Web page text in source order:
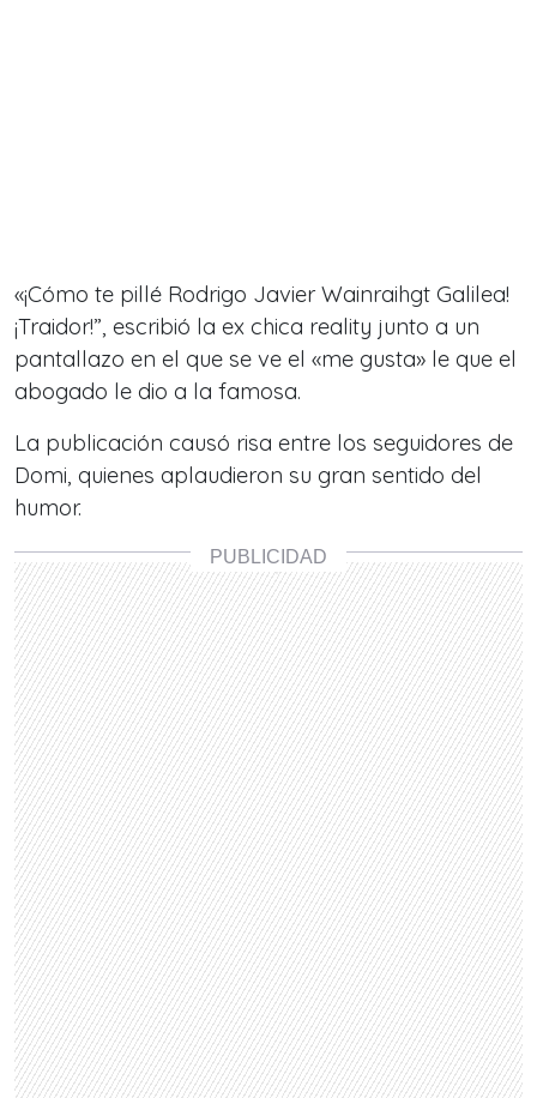
«¡Cómo te pillé Rodrigo Javier Wainraihgt Galilea!
¡Traidor!”, escribió la ex chica reality junto a un
pantallazo en el que se ve el «me gusta» le que el
abogado le dio a la famosa.
La publicación causó risa entre los seguidores de
Domi, quienes aplaudieron su gran sentido del
humor.